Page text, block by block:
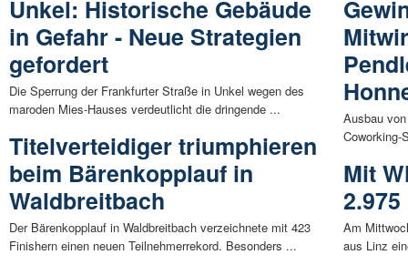
Unkel: Historische Gebäude
in Gefahr - Neue Strategien
gefordert
Die Sperrung der Frankfurter Straße in Unkel wegen des
maroden Mies-Hauses verdeutlicht die dringende ...
Titelverteidiger triumphieren
beim Bärenkopplauf in
Waldbreitbach
Der Bärenkopplauf in Waldbreitbach verzeichnete mit 423
Finishern einen neuen Teilnehmerrekord. Besonders ...
Ausbau
Coworking-
Mit
Am
aus Linz